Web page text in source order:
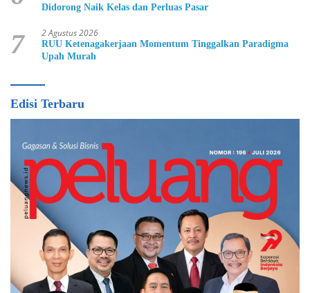
Didorong Naik Kelas dan Perluas Pasar
7 2 Agustus 2026
RUU Ketenagakerjaan Momentum Tinggalkan Paradigma
Upah Murah
Edisi Terbaru